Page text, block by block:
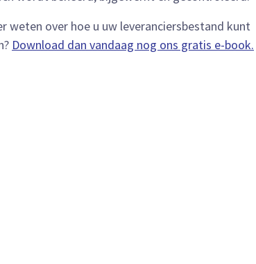
weten over hoe u uw leveranciersbestand kunt
Download dan vandaag nog ons gratis e-book.